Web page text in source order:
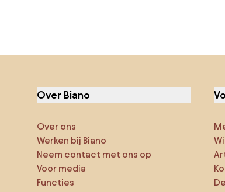
Over Biano
Over ons
Werken bij Biano
Neem contact met ons op
Voor media
Functies